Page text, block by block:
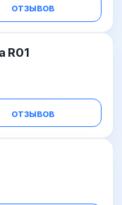
отзывов
R01
отзывов